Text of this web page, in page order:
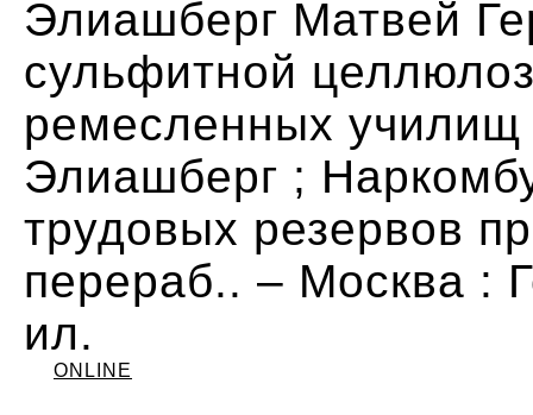
Элиашберг Матвей
сульфитной
ремесленных
Элиашберг ;
трудовых резервов
перераб.. – Москва :
ил.
ONLINE